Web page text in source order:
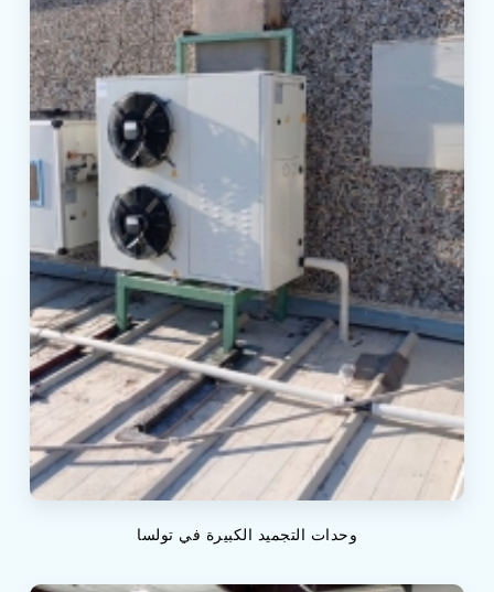
وحدات التجميد الكبيرة في تولسا